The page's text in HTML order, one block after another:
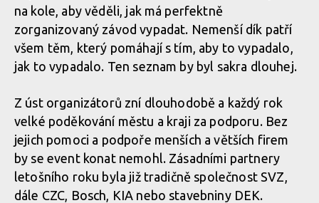
Report z Czech Downtown Series: Svatou horou nejrychleji
prolétl Leták
prolétl Leták
Report z Czech Downtown Series: Svatou horou nejrychleji
prolétl Leták
na kole, aby věděli, jak má perfektně
zorganizovaný závod vypadat. Nemenší dík patří
všem těm, který pomáhají s tím, aby to vypadalo,
jak to vypadalo. Ten seznam by byl sakra dlouhej.
Z úst organizátorů zní dlouhodobě a každý rok
velké poděkování městu a kraji za podporu. Bez
jejich pomoci a podpoře menších a větších firem
by se event konat nemohl. Zásadními partnery
letošního roku byla již tradičně společnost SVZ,
dále CZC, Bosch, KIA nebo stavebniny DEK.